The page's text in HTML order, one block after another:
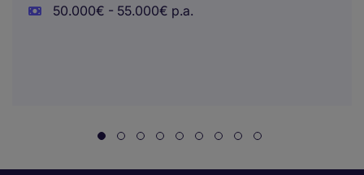
50.000€ - 55.000€ p.a.